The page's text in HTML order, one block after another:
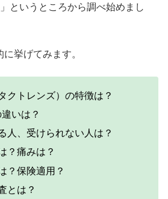
というところから調べ始めまし
挙げてみます。
クトレンズ）の特徴は？
いは？
人、受けられない人は？
？痛みは？
？保険適用？
とは？